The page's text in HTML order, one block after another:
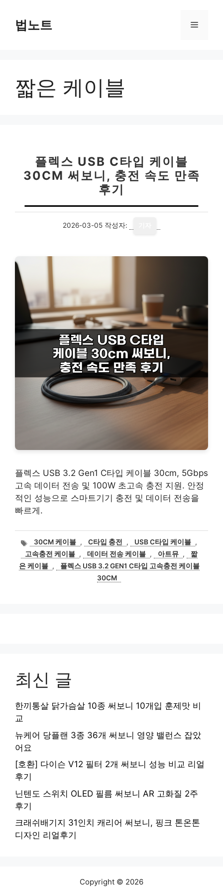
법노트 메
짧은 케이블
플렉스 USB C타입 케이블
30CM 써보니, 충전 속도 만족
후기
2026-03-05 작성자:
플렉스 USB 3.2 Gen1 C타입 케이블 30cm, 5Gbps
고속 데이터 전송 및 100W 초고속 충전 지원. 안정
적인 성능으로 스마트기기 충전 및 데이터 전송을
빠르게.
태
그
30CM 케이블 , C타입 충전 , USB C타입 케이블 ,
고속충전 케이블 , 데이터 전송 케이블 , 아트뮤 ,
짧
은 케이블 ,
플렉스 USB 3.2 GEN1 C타입 고속충전 케이블
30CM
최신 글
한끼통살 닭가슴살 10종 써보니 10개입 훈제맛 비
교
뉴케어 당플랜 3종 36개 써보니 영양 밸런스 잡았
어요
[호환] 다이슨 V12 필터 2개 써보니 성능 비교 리얼
후기
닌텐도 스위치 OLED 필름 써보니 AR 고화질 2주
후기
크래쉬배기지 31인치 캐리어 써보니, 핑크 톤온톤
디자인 리얼후기
Copyright © 2026